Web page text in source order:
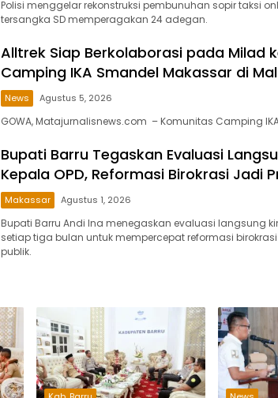
Polisi menggelar rekonstruksi pembunuhan sopir taksi
tersangka SD memperagakan 24 adegan.
Alltrek Siap Berkolaborasi pada Milad
Camping IKA Smandel Makassar di
News Agustus 5, 2026
GOWA, Matajurnalisnews.com – Komunitas Camping
Bupati Barru Tegaskan Evaluasi
Kepala OPD, Reformasi Birokrasi Jadi
Makassar Agustus 1, 2026
Bupati Barru Andi Ina menegaskan evaluasi langsung
setiap tiga bulan untuk mempercepat reformasi
publik.